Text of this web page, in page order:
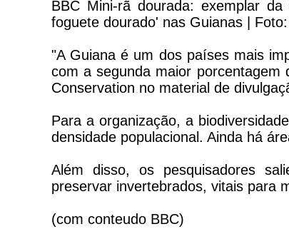
BBC Mini-rã dourada: exemplar
foguete dourado' nas Guianas |
"A Guiana é um dos países mais
com a segunda maior porcentagem
Conservation no material de
Para a organização, a
densidade populacional. Ainda há
Além disso, os pesquisadores
preservar invertebrados, vitais para
(com conteudo BBC)